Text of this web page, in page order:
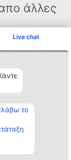
Live chat
το
άλλες